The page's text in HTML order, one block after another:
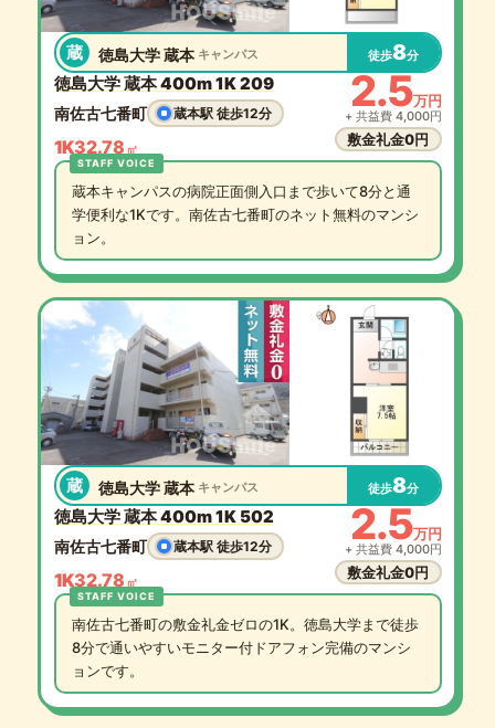
蔵 徳島大学 蔵本 キャンパス 徒歩8分
徳島大学 蔵本 400m 1K 209
南佐古七番町 蔵本駅 徒歩12分
1K32.78 ㎡
2.5万円
+ 共益費 4,000円
敷金礼金0円
蔵本キャンパスの病院正面側入口まで歩いて8分と通
学便利な1Kです。南佐古七番町のネット無料のマンシ
ョン。
蔵 徳島大学 蔵本 キャンパス 徒歩8分
徳島大学 蔵本 400m 1K 502
南佐古七番町 蔵本駅 徒歩12分
1K32.78 ㎡
2.5万円
+ 共益費 4,000円
敷金礼金0円
南佐古七番町の敷金礼金ゼロの1K。徳島大学まで徒歩
8分で通いやすいモニター付ドアフォン完備のマンシ
ョンです。